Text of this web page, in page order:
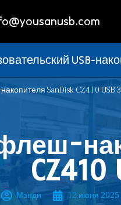
USB-
SanDisk CZ410 USB
CZ410
Мэнди 12 июня 2025